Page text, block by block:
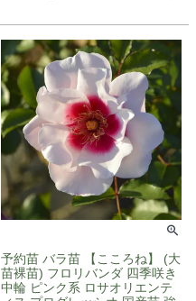
予約苗 バラ苗 【こころね】 (大
苗裸苗) フロリバンダ 四季咲き
中輪 ピンク系 ロサオリエンテ